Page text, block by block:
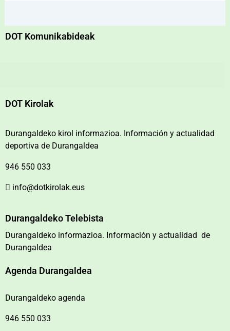
DOT Komunikabideak
DOT Kirolak
Durangaldeko kirol informazioa. Información y actualidad
deportiva de Durangaldea
946 550 033
info@dotkirolak.eus
Durangaldeko Telebista
Durangaldeko informazioa. Información y actualidad de
Durangaldea
Agenda Durangaldea
Durangaldeko agenda
946 550 033